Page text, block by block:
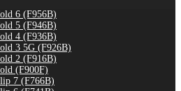
6 (F956B)
5 (F946B)
4 (F936B)
3 5G (F926B)
2 (F916B)
(F900F)
7 (F766B)